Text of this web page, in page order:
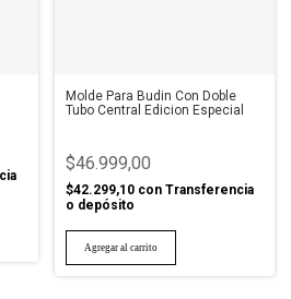
Molde Para Budin Con Doble
Tubo Central Edicion Especial
$46.999,00
$42.299,10 con Transferencia
o depósito